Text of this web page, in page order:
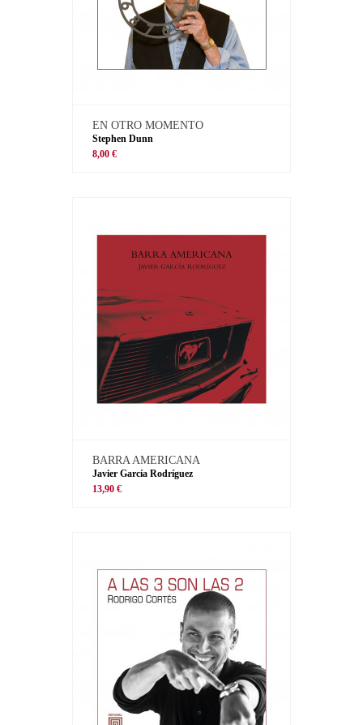
EN OTRO MOMENTO
Stephen Dunn
8,00 €
BARRA AMERICANA
Javier García Rodríguez
13,90 €